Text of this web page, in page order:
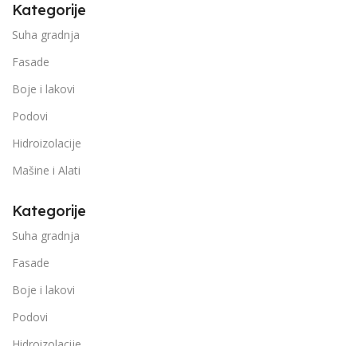
Kategorije
Suha gradnja
Fasade
Boje i lakovi
Podovi
Hidroizolacije
Mašine i Alati
Kategorije
Suha gradnja
Fasade
Boje i lakovi
Podovi